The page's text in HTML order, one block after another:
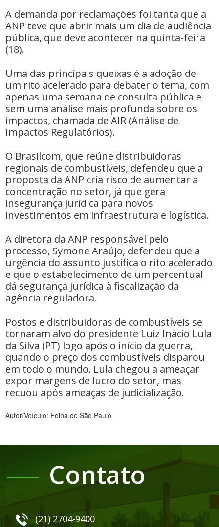
A demanda por reclamações foi tanta que a
ANP teve que abrir mais um dia de audiência
pública, que deve acontecer na quinta-feira
(18).
Uma das principais queixas é a adoção de
um rito acelerado para debater o tema, com
apenas uma semana de consulta pública e
sem uma análise mais profunda sobre os
impactos, chamada de AIR (Análise de
Impactos Regulatórios).
O Brasilcom, que reúne distribuidoras
regionais de combustíveis, defendeu que a
proposta da ANP cria risco de aumentar a
concentração no setor, já que gera
insegurança jurídica para novos
investimentos em infraestrutura e logística.
A diretora da ANP responsável pelo
processo, Symone Araújo, defendeu que a
urgência do assunto justifica o rito acelerado
e que o estabelecimento de um percentual
dá segurança jurídica à fiscalização da
agência reguladora.
Postos e distribuidoras de combustíveis se
tornaram alvo do presidente Luiz Inácio Lula
da Silva (PT) logo após o início da guerra,
quando o preço dos combustíveis disparou
em todo o mundo. Lula chegou a ameaçar
expor margens de lucro do setor, mas
recuou após ameaças de judicialização.
Autor/Veículo: Folha de São Paulo
Contato
(21) 2704-9400